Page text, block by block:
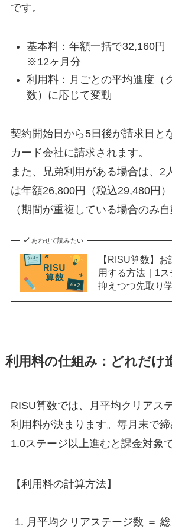
です。
基本料：年額一括で32,160円
※12ヶ月分
利用料：月ごとの平均進度（
数）に応じて変動
契約開始日から5日後が請求日と
カード会社に請求されます。
また、兄弟利用がある場合は、2
は年額26,800円（税込29,480円
（期間が重複している場合のみ自
あわせて読みたい
【RISU算数】
用する方法｜1
抑えつつ先取り
利用料の仕組み：どれだけ
RISU算数では、月平均クリアス
利用料が決まります。毎月末で締
1.0ステージ以上進むと課金対象で
【利用料の計算方法】
月平均クリアステージ数 ＝